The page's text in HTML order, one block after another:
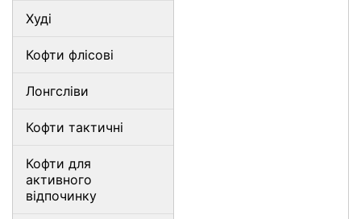
Худі
Кофти флісові
Лонгсліви
Кофти тактичні
Кофти для
активного
відпочинку